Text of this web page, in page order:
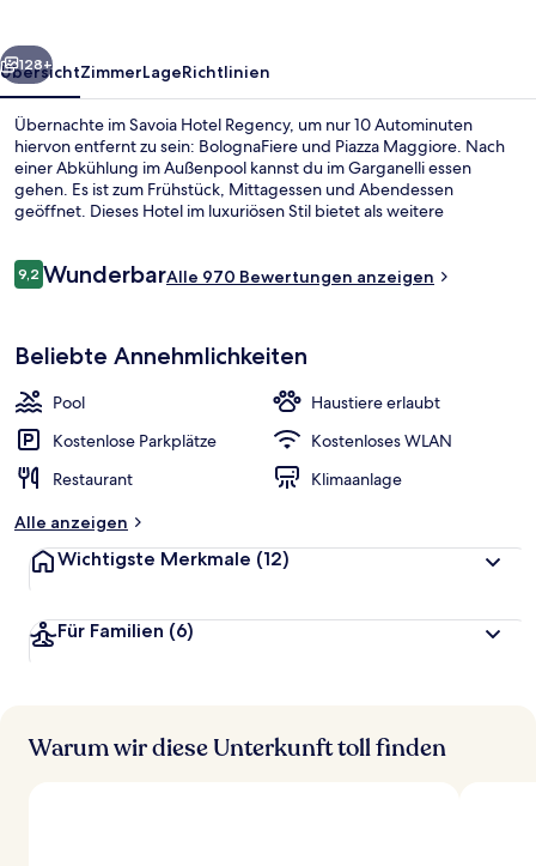
Weiter
128+
ÜbersichtZimmerLageRichtlinien
Übernachte im Savoia Hotel Regency, um nur 10 Autominuten
hiervon entfernt zu sein: BolognaFiere und Piazza Maggiore. Nach
einer Abkühlung im Außenpool kannst du im Garganelli essen
gehen. Es ist zum Frühstück, Mittagessen und Abendessen
geöffnet. Dieses Hotel im luxuriösen Stil bietet als weitere
Bewertungen
9,29,2 von 10.
WunderbarAlle 970 Bewertungen anzeigen
Beliebte Annehmlichkeiten
Pool
Haustiere erlaubt
Kostenlose Parkplätze
Kostenloses WLAN
Restaurant
Klimaanlage
Alle anzeigen
Wichtigste Merkmale (12)
Für Familien (6)
Warum wir diese Unterkunft toll finden